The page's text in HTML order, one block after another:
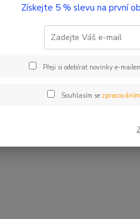
Získejte 5 % slevu na první
Přeji si odebírat novinky e-
Souhlasím se